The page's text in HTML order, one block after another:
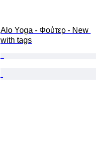
Alo Yoga - Φούτερ - New
with tags